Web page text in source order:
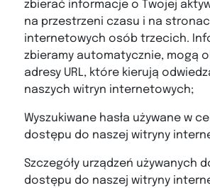
zbierać informacje o Twojej
na przestrzeni czasu i na
internetowych osób trzecich.
zbieramy automatycznie, mogą
adresy URL, które kierują
naszych witryn internetowych;
Wyszukiwane hasła używane w
dostępu do naszej witryny
Szczegóły urządzeń używanych
dostępu do naszej witryny